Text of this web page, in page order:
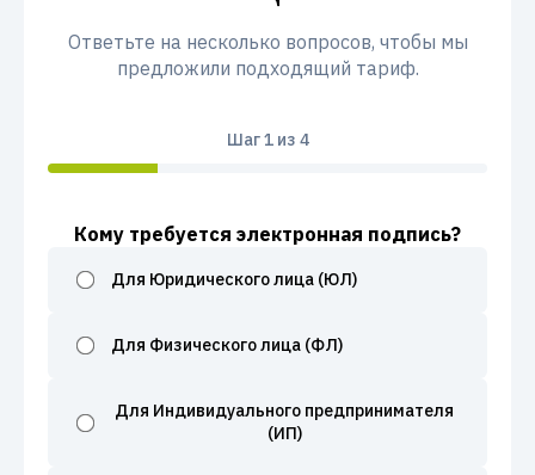
Ответьте на несколько вопросов, чтобы мы
предложили подходящий тариф.
Шаг1из 4
Кому требуется электронная подпись?
Для Юридического лица (ЮЛ)
Для Физического лица (ФЛ)
Для Индивидуального предпринимателя
(ИП)